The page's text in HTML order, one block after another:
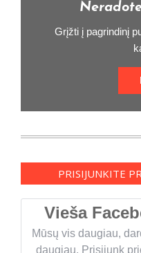
Grįžti į pagrindinį
PRISIJUNKITE
Vieša
Mūsų vis daugiau,
daugiau. Prisijunk